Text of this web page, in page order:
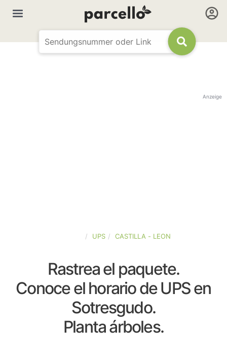
Anzeige
UPS CASTILLA - LEON
Rastrea el paquete.
Conoce el horario de UPS en
Sotresgudo.
Planta árboles.